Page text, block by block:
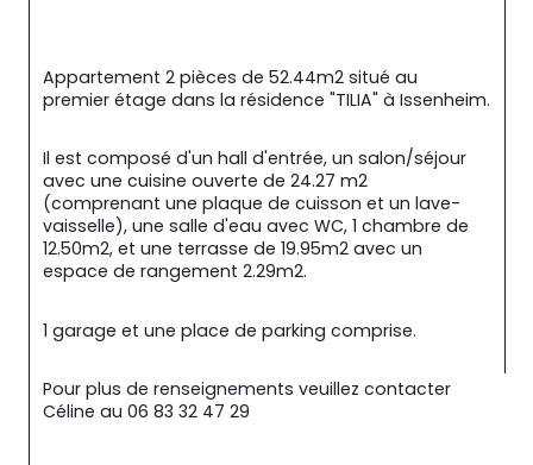
Appartement 2 pièces de 52.44m2 situé au
premier étage dans la résidence "TILIA" à Issenheim.
Il est composé d'un hall d'entrée, un salon/séjour
avec une cuisine ouverte de 24.27 m2
(comprenant une plaque de cuisson et un lave-
vaisselle), une salle d'eau avec WC, 1 chambre de
12.50m2, et une terrasse de 19.95m2 avec un
espace de rangement 2.29m2.
1 garage et une place de parking comprise.
Pour plus de renseignements veuillez contacter
Céline au 06 83 32 47 29